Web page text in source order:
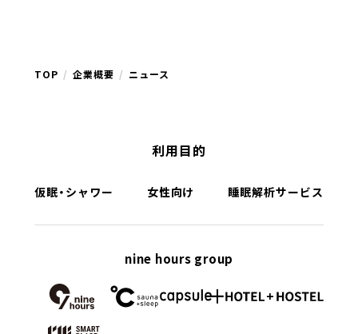
TOP 企業概要 ニュース
利用目的
仮眠・シャワー 女性向け 睡眠解析サービス
nine hours group